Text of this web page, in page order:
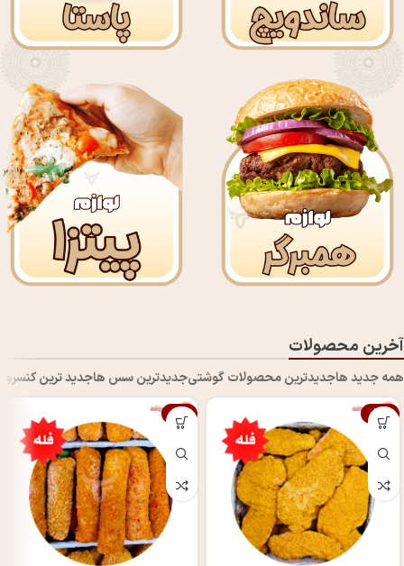
آخرین محصولات
همه جدید هاجدیدترین محصولات گوشتیجدیدترین سس هاجدید ترین
-21%
-5%